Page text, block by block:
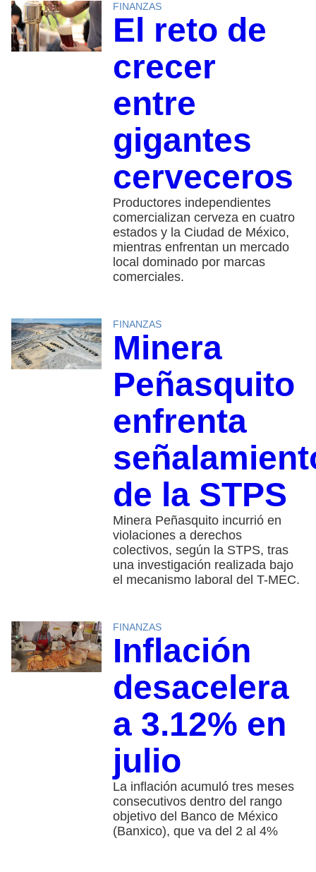
FINANZAS
El reto de
crecer
entre
gigantes
cerveceros
Productores independientes
comercializan cerveza en cuatro
estados y la Ciudad de México,
mientras enfrentan un mercado
local dominado por marcas
comerciales.
FINANZAS
Minera
Peñasquito
enfrenta
de la STPS
Minera Peñasquito incurrió en
violaciones a derechos
colectivos, según la STPS, tras
una investigación realizada bajo
el mecanismo laboral del T-MEC.
FINANZAS
Inflación
desacelera
a 3.12% en
julio
La inflación acumuló tres meses
consecutivos dentro del rango
objetivo del Banco de México
(Banxico), que va del 2 al 4%